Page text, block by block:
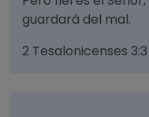
guardará del mal.
2 Tesalonicenses 3:3